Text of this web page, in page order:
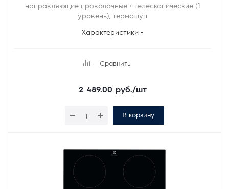
направляющие проволочные + телескопические (1
уровень), термощуп
Характеристики
Сравнить
2 489.00 руб./шт
В корзину